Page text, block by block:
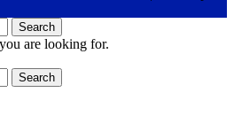
Search
are looking for.
Search